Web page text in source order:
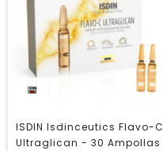
ISDIN Isdinceutics Flavo-C
Ultraglican - 30 Ampollas